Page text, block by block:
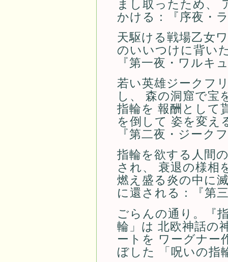
まし取ったため、
かける：『序夜・
天駆ける戦場乙女
のいいつけに背い
『第一夜・ワルキ
若い英雄ジークフ
し、 森の洞窟で宝
指輪を 報酬として
を倒して 姿を変え
『第二夜・ジーク
指輪を欲する人間
され、 衰退の様相
燃え盛る炎の中に
に還される：『第
ごらんの通り。『
輪」は 北欧神話の
ートを ワーグナー
ぼした 「呪いの指